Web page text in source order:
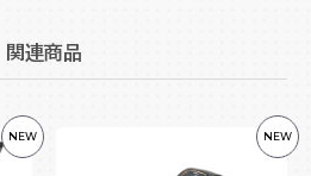
関連商品
NEW NEW